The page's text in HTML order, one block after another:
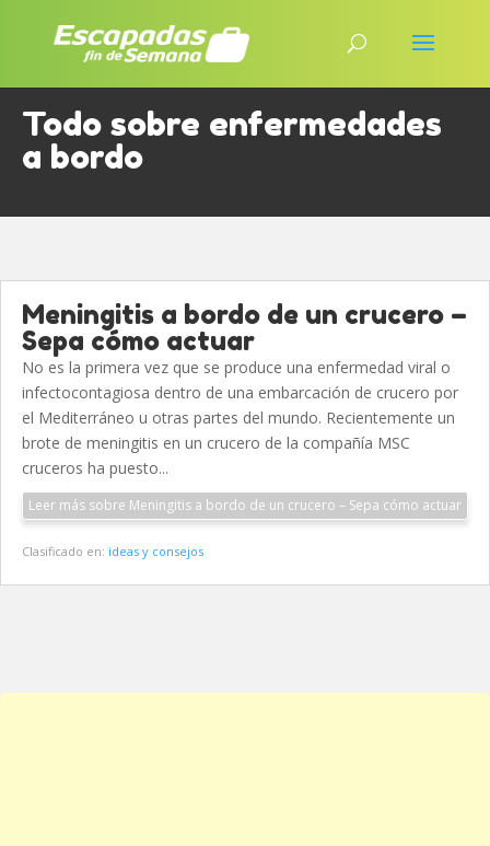
Todo sobre enfermedades
a bordo
Meningitis a bordo de un crucero –
Sepa cómo actuar
No es la primera vez que se produce una enfermedad viral o
infectocontagiosa dentro de una embarcación de crucero por
el Mediterráneo u otras partes del mundo. Recientemente un
brote de meningitis en un crucero de la compañía MSC
cruceros ha puesto...
Leer más sobre Meningitis a bordo de un crucero – Sepa cómo actuar
Clasificado en: ideas y consejos